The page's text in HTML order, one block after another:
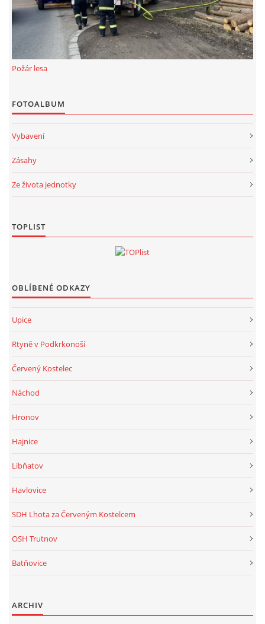
Požár lesa
FOTOALBUM
Vybavení
Zásahy
Ze života jednotky
TOPLIST
OBLÍBENÉ ODKAZY
Upice
Rtyně v Podkrkonoší
Červený Kostelec
Náchod
Hronov
Hajnice
Libňatov
Havlovice
SDH Lhota za Červeným Kostelcem
OSH Trutnov
Batňovice
ARCHIV